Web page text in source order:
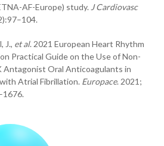
AF-Europe) study. J Cardiovasc
J., et al. 2021 European Heart Rhythm
Practical Guide on the Use of Non-
Antagonist Oral Anticoagulants in
Atrial Fibrillation. Europace. 2021;